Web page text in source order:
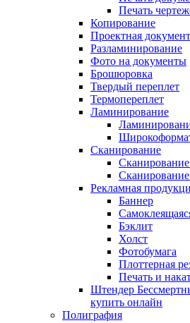
Печать
Копирование
Проектная
Разламинирование
Фото на документы
Брошюровка
Твердый переплет
Термопереплет
Ламинирование
Сканирование
Рекламная
Баннер
Бэклит
Холст
Фотобумага
Плоттерная
Печать и
Штендер
купить онлайн
Полиграфия